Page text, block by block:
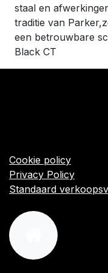
staal en
traditie van
een betrouwbare
Black CT
Cookie policy
Privacy Policy
Standaard